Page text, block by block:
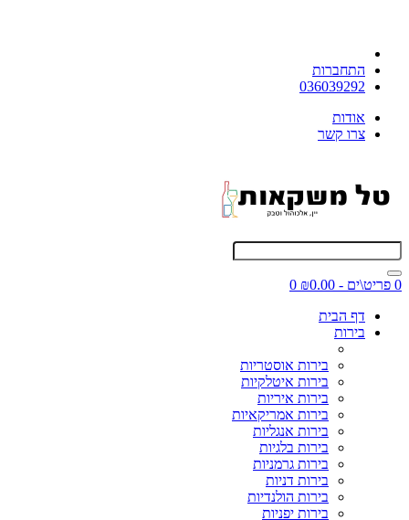
התחברות
036039292
אודות
צרו קשר
0 פריט\ים - ₪0.00
0
דף הבית
בירות
בירות אוסטריות
בירות איטלקיות
בירות איריות
בירות אמריקאיות
בירות אנגליות
בירות בלגיות
בירות גרמניות
בירות דניות
בירות הולנדיות
בירות יפניות